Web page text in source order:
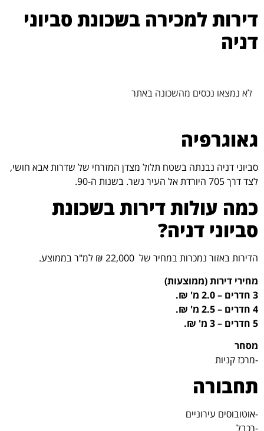
דירות למכירה בשכונת סביוני
דניה
לא נמצאו נכסים מהשכונה באתר
גאוגרפיה
סביוני דניה נבנתה בשטח תלול מצדן המזרחי של שדרות אבא חושי,
לצד דרך 705 היורדת אל העיר נשר. בשנות ה-90.
כמה עולות דירות בשכונת
סביוני דניה?
הדירות באזור נמכרות במחיר של 22,000 ₪ למ"ר בממוצע.
מחירי דירות (ממוצעות)
3 חדרים – 2.0 מ' ₪.
4 חדרים – 2.5 מ' ₪.
5 חדרים – 3 מ' ₪.
מסחר
-מרכז קניות
תחבורה
-אוטובוסים עירוניים
-רכבל